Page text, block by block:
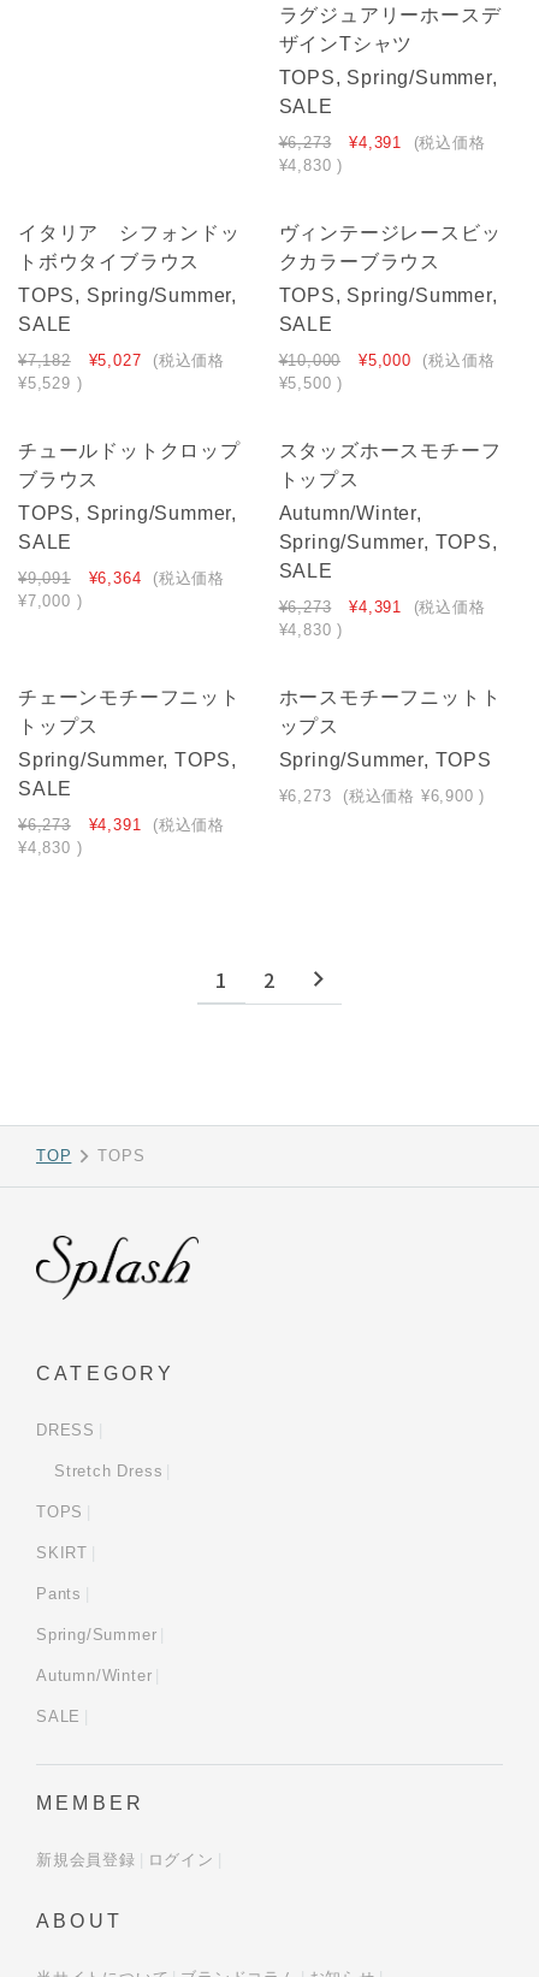
ラグジュアリーホースデ
ザインTシャツ
TOPS, Spring/Summer,
SALE
¥6,273 ¥4,391
(税込価格
¥4,830 )
イタリア シフォンドッ
トボウタイブラウス
TOPS, Spring/Summer,
SALE
¥7,182 ¥5,027
(税込価格
¥5,529 )
ヴィンテージレースビッ
クカラーブラウス
TOPS, Spring/Summer,
SALE
¥10,000 ¥5,000
(税込価格
¥5,500 )
チュールドットクロップ
ブラウス
TOPS, Spring/Summer,
SALE
¥9,091 ¥6,364
(税込価格
¥7,000 )
SOLD OUT
スタッズホースモチーフ
トップス
Autumn/Winter,
Spring/Summer, TOPS,
SALE
¥6,273 ¥4,391
(税込価格
¥4,830 )
SOLD OUT
チェーンモチーフニット
トップス
Spring/Summer, TOPS,
SALE
¥6,273 ¥4,391
(税込価格
¥4,830 )
SOLD OUT
ホースモチーフニットト
ップス
Spring/Summer, TOPS
¥6,273 (税込価格 ¥6,900 )
1 2
TOP TOPS
CATEGORY
DRESS
Stretch Dress
TOPS
SKIRT
Pants
Spring/Summer
Autumn/Winter
SALE
MEMBER
新規会員登録 ログイン
ABOUT